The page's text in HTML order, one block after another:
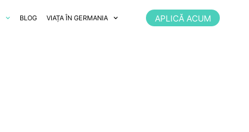
BLOG VIAȚA ÎN GERMANIA APLICĂ ACUM